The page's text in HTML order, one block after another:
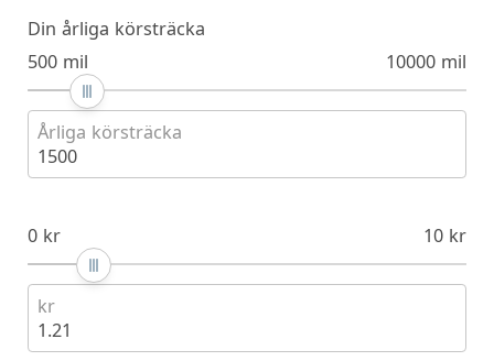
Din årliga körsträcka
500 mil
10000 mil
Årliga körsträcka
1500
0 kr 10 kr
kr
1.21